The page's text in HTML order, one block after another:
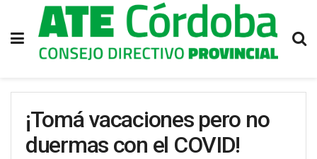
¡Tomá vacaciones pero no
duermas con el COVID!